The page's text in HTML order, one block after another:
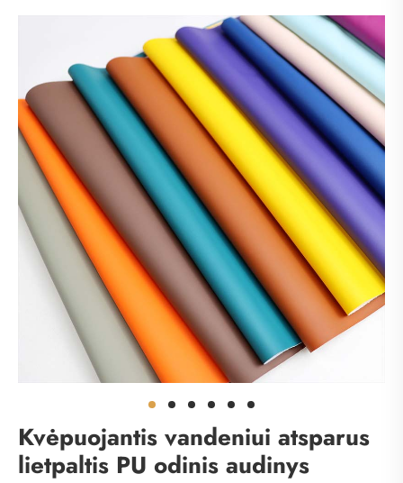
Kvėpuojantis vandeniui atsparus
lietpaltis PU odinis audinys